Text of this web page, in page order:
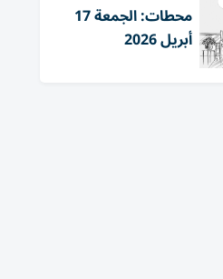
محطات: الجمعة 17
أبريل 2026